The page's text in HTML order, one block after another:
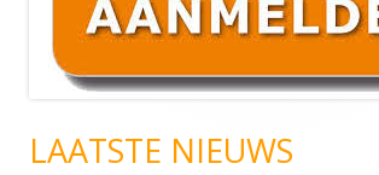
sidebar
LAATSTE NIEUWS